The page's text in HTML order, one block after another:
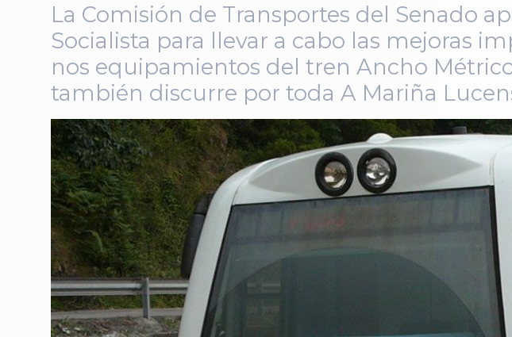
La Comisión de Transportes del Senado
Socialista para llevar a cabo las mejoras
nos equipamientos del tren Ancho
también discurre por toda A Mariña